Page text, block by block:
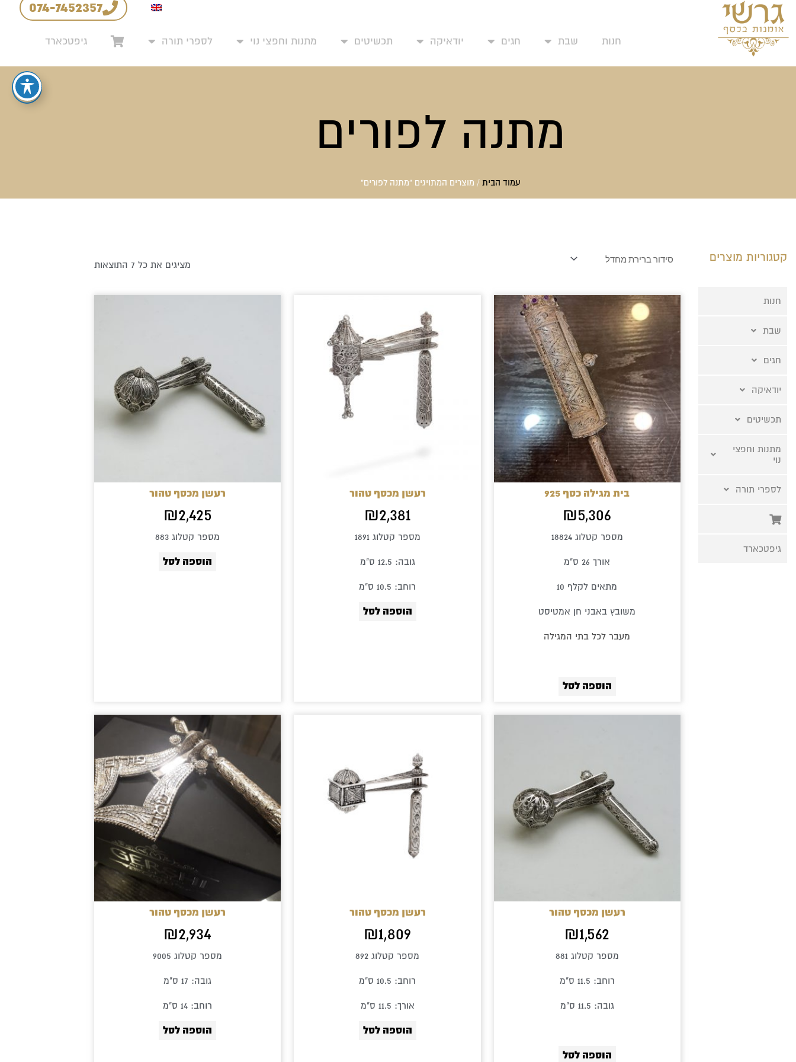
דילוג
לתוכן
074-7452357
חנות שבת חגים יודאיקה תכשיטים מתנות וחפצי נוי לספרי תורה גיפטכארד
מתנה לפורים
עמוד הבית / מוצרים המתויגים “מתנה לפורים”
קטגוריות מוצרים
חנות
שבת
חגים
יודאיקה
תכשיטים
מתנות וחפצי
נוי
לספרי תורה
גיפטכארד
מציגים את כל ⁦7⁩ התוצאות
בית מגילה כסף 925
₪5,306
מספר קטלוג 18824
אורך 26 ס"מ
מתאים לקלף 10
משובץ באבני חן אמטיסט
מעבר לכל בתי המגילה
הוספה לסל
רעשן מכסף טהור
₪2,381
מספר קטלוג 1891
גובה: 12.5 ס"מ
רוחב: 10.5 ס"מ
הוספה לסל
רעשן מכסף טהור
₪2,425
מספר קטלוג 883
הוספה לסל
רעשן מכסף טהור
₪1,562
מספר קטלוג 881
רוחב: 11.5 ס"מ
גובה: 11.5 ס"מ
הוספה לסל
רעשן מכסף טהור
₪1,809
מספר קטלוג 892
רוחב: 10.5 ס"מ
אורך: 11.5 ס"מ
הוספה לסל
רעשן מכסף טהור
₪2,934
מספר קטלוג 9005
גובה: 17 ס"מ
רוחב: 14 ס"מ
הוספה לסל